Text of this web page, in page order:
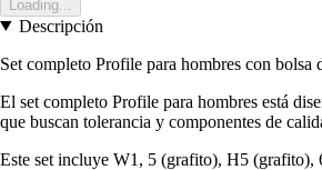
Loading...
Descripción
Set completo Profile para hombres con bolsa
El set completo Profile para hombres está
que buscan tolerancia y componentes de
Este set incluye W1, 5 (grafito), H5 (grafito),